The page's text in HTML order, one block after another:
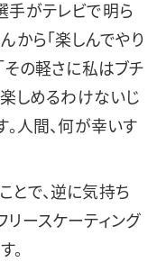
手がテレビで明ら
から「楽しんでやり
その軽さに私はブチ
楽しめるわけないじ
。人間、何が幸いす
で、逆に気持ち
ースケーティング
。